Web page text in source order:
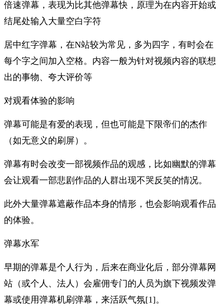
倍速弹幕，表现为比其他弹幕快，原理为在内容开始或
结尾处输入大量空白字符
居中红字弹幕，在N站较为常见，多为四字，有时会在
每个字之间加入空格。内容一般为针对视频内容的联想
出的事物、夸大评价等
对观看体验的影响
弹幕可能是有爱的表现，但也可能是下限帝们的杰作
（如无意义的刷屏）。
弹幕有时会改变一部视频作品的观感，比如幽默的弹幕
会让观看一部悲剧作品的人群出现不哭反笑的情况。
此外大量弹幕遮蔽作品本身的情形，也会影响观看作品
的体验。
弹幕水军
早期的弹幕是个人行为，后来在商业化后，部分弹幕网
站（或个人、法人）会雇佣专门的人员为旗下视频发弹
幕或使用弹幕机刷弹幕，来活跃气氛[1]。